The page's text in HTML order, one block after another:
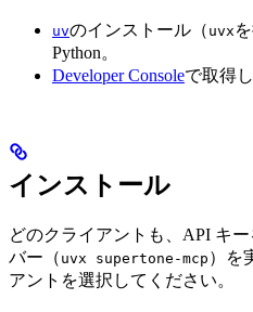
uvのインストール（ uvx
Python。
Developer Consoleで取得
インストール
どのクライアントも、API キ
バー（ uvx supertone-mcp ）を
アントを選択してください。